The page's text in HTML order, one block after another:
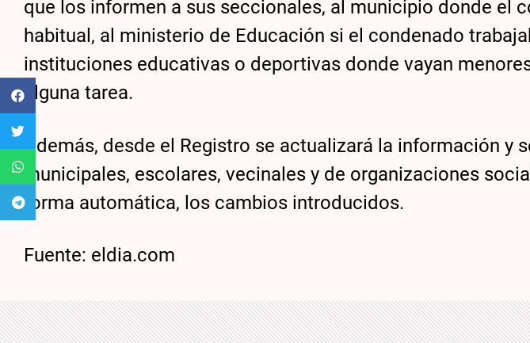
que los informen a sus seccionales, al municipio donde el
habitual, al ministerio de Educación si el condenado
instituciones educativas o deportivas donde vayan
alguna tarea.
Además, desde el Registro se actualizará la información y
municipales, escolares, vecinales y de organizaciones
forma automática, los cambios introducidos.
Fuente: eldia.com